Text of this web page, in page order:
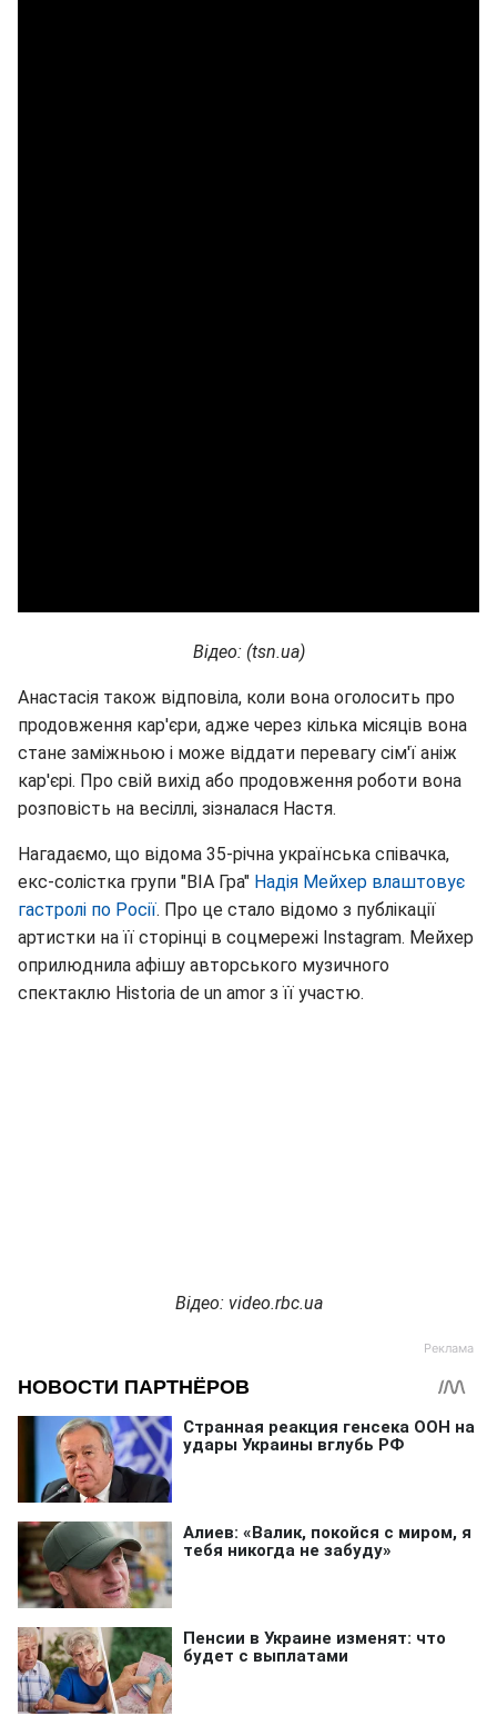
Відео: (tsn.ua)
Анастасія також відповіла, коли вона оголосить про
продовження кар'єри, адже через кілька місяців вона
стане заміжньою і може віддати перевагу сім'ї аніж
кар'єрі. Про свій вихід або продовження роботи вона
розповість на весіллі, зізналася Настя.
Нагадаємо, що відома 35-річна українська співачка,
екс-солістка групи "ВІА Гра" Надія Мейхер влаштовує
гастролі по Росії. Про це стало відомо з публікації
артистки на її сторінці в соцмережі Instagram. Мейхер
оприлюднила афішу авторського музичного
спектаклю Historia de un amor з її участю.
Відео: video.rbc.ua